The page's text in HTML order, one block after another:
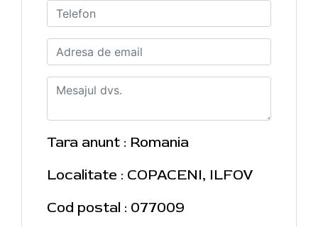
Tara anunt : Romania
Localitate : COPACENI, ILFOV
Cod postal : 077009